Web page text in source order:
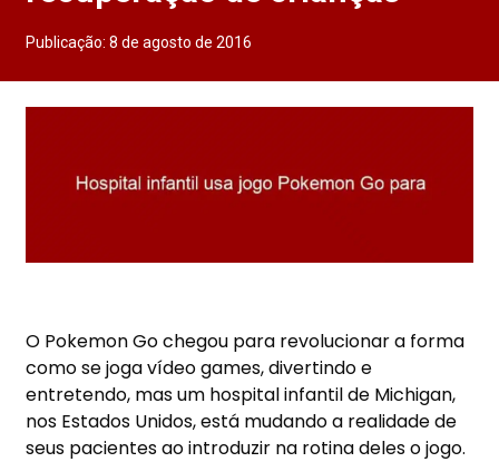
Publicação:8 de agosto de 2016
O Pokemon Go chegou para revolucionar a forma
como se joga vídeo games, divertindo e
entretendo, mas um hospital infantil de Michigan,
nos Estados Unidos, está mudando a realidade de
seus pacientes ao introduzir na rotina deles o jogo.